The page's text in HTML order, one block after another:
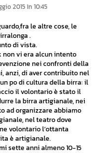
2015 In 10:45
le altre cose, le
.
di vista.
non vi era alcun intento
nei confronti della
anzi, di aver contribuito nel
po di cultura della birra: il
il volontario è stato il
la birra artigianale, nei
ad organizzare abbiamo
nel teatro dove
volontario l’ottanta
è artigianale.
sette anni almeno 10-15